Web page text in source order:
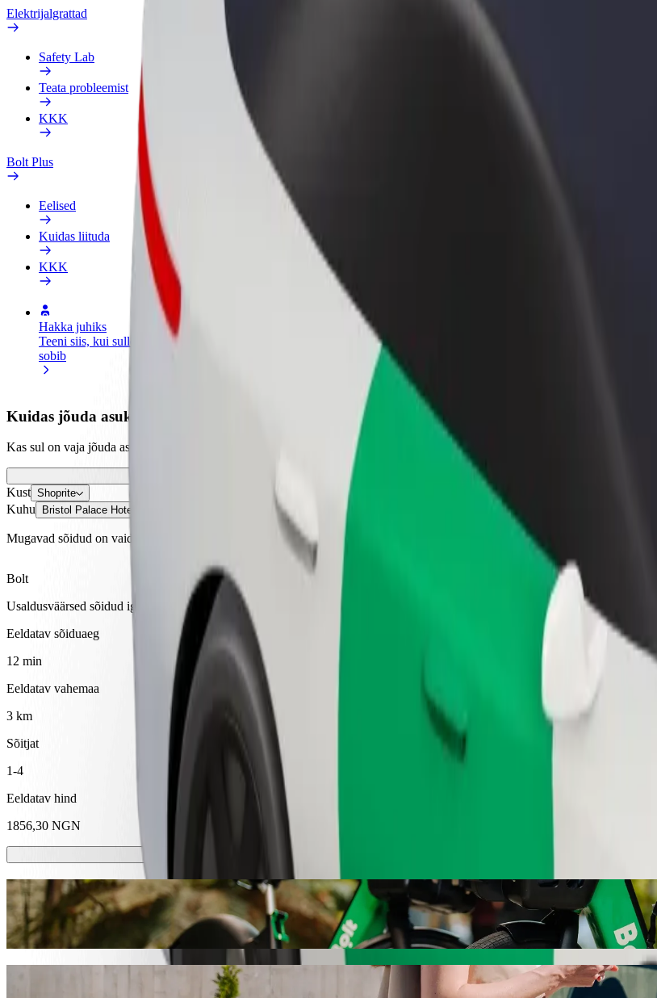
Elektrijalgrattad
Safety Lab
Teata probleemist
KKK
Bolt Plus
Eelised
Kuidas liituda
KKK
Hakka juhiks
Teeni siis, kui sulle
sobib
Hakka kulleriks
Toimeta tellimused kohale ja teeni
Lisa restoran või pood
Leia rohkem kliente ja suurenda
Kuidas jõuda asukohast Shoprite sihtkohta Bristol Palace Hotel
Kas sul on vaja jõuda asukohast Shoprite sihtkohta Bristol Palace Hotel? Tutvu meie teenustega ja leia endale sobivaim lahendus.
Kust Shoprite
Kuhu Bristol Palace Hotel
Mugavad sõidud on vaid mõne nupuvajutuse kaugusel!
Bolt
Usaldusväärsed sõidud igapäevaste keskmise suurusega autodega.
Eeldatav sõiduaeg
12 min
Eeldatav vahemaa
3 km
Sõitjat
1-4
Eeldatav hind
1856,30 NGN
Elektrilised tõuke- ja jalgrattad
Sõida linnas Kano elektritõukerattaste ja -jalgratastega
Laadi alla Bolti rakendus
Kasuta Bolti sõiduteenust asukohast Shoprite sihtkohta Bristol Palace Hotel